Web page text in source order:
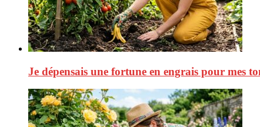
Je dépensais une fortune en engrais pour mes